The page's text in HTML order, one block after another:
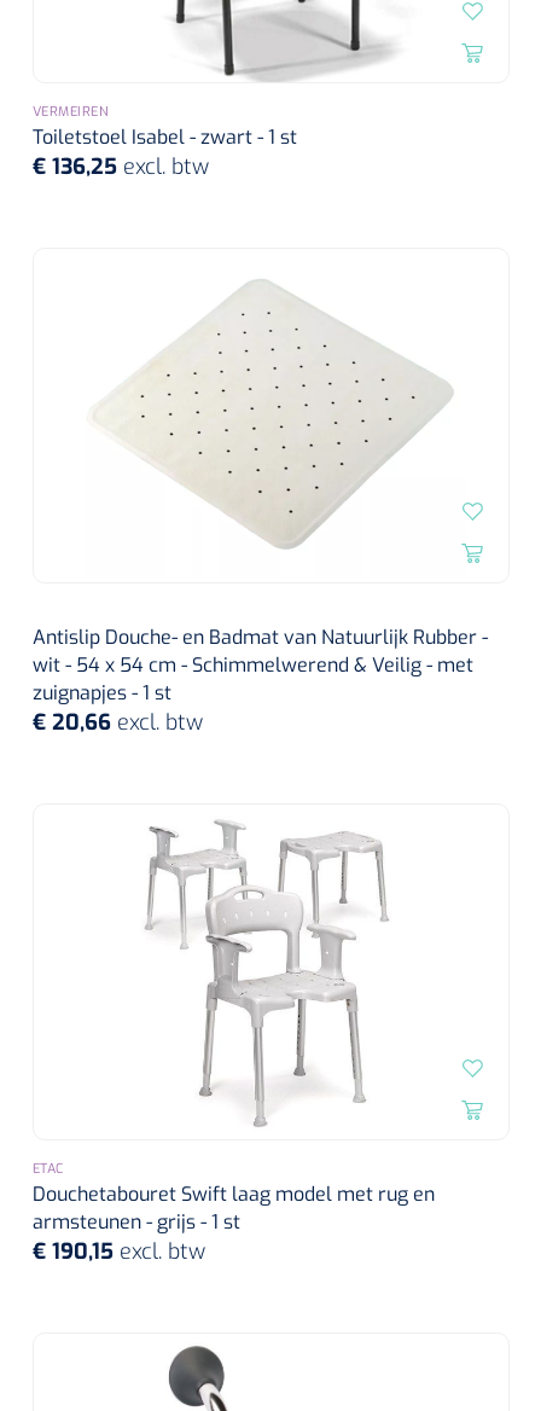
VERMEIREN
Toiletstoel Isabel - zwart - 1 st
€ 136,25 excl. btw
Antislip Douche- en Badmat van Natuurlijk Rubber -
wit - 54 x 54 cm - Schimmelwerend & Veilig - met
zuignapjes - 1 st
€ 20,66 excl. btw
ETAC
Douchetabouret Swift laag model met rug en
armsteunen - grijs - 1 st
€ 190,15 excl. btw